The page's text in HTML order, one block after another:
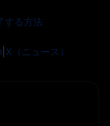
する方法
X（ニュース）